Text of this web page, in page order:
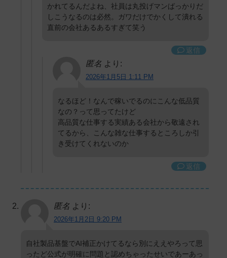
かれてるんだよね、社員は丸投げマンばっかりだ
しこうなるのは必然。ガワだけでかくして潰れる
直前の会社あるあるすぎて笑う
返信
匿名 より:
2026年1月5日 1:11 PM
なるほど！なんで稼いでるのにこんな低品質
なの？って思ってたけど
高品質な仕事する実績ある会社から敬遠され
てるから、こんな雑な仕事するところしか引
き受けてくれないのか
返信
匿名 より:
2026年1月2日 9:20 PM
自社製品基盤でAI補正かけてるなら別にええやろって思
ったど公式が明確に問題と認めちゃったせいであーあっ